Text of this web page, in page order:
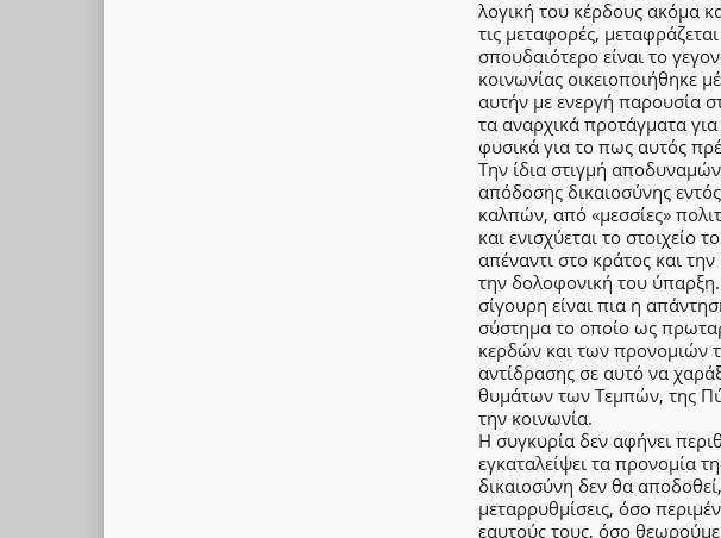
λογική του κέρδους ακόμα
τις μεταφορές,
σπουδαιότερο είναι το
κοινωνίας οικειοποιήθηκε
αυτήν με ενεργή παρουσία
τα αναρχικά προτάγματα
φυσικά για το πως αυτός
Την ίδια στιγμή
απόδοσης δικαιοσύνης
καλπών, από «μεσσίες»
και ενισχύεται το στοιχείο
απέναντι στο κράτος και
την δολοφονική του
σίγουρη είναι πια η
σύστημα το οποίο ως
κερδών και των προνομιών
αντίδρασης σε αυτό να
θυμάτων των Τεμπών, της
την κοινωνία.
Η συγκυρία δεν αφήνει
εγκαταλείψει τα προνομία
δικαιοσύνη δεν θα
μεταρρυθμίσεις, όσο
εαυτούς τους, όσο